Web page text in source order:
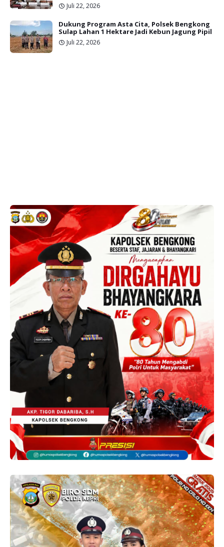
Juli 22, 2026
Dukung Program Asta Cita, Polsek Bengkong
Sulap Lahan 1 Hektare Jadi Kebun Jagung Pipil
Juli 22, 2026